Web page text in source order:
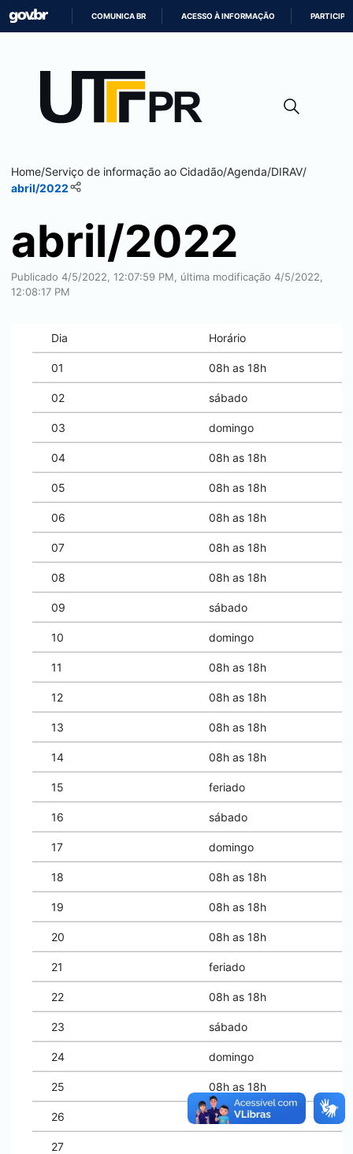
CONTEÚDO
COMUNICA BR ACESSO À INFORMAÇÃO PARTICIPE
Home/Serviço de informação ao Cidadão/Agenda/DIRAV/
abril/2022
abril/2022
Publicado 4/5/2022, 12:07:59 PM, última modificação 4/5/2022,
12:08:17 PM
Dia Horário
01 08h as 18h
02 sábado
03 domingo
04 08h as 18h
05 08h as 18h
06 08h as 18h
07 08h as 18h
08 08h as 18h
09 sábado
10 domingo
11 08h as 18h
12 08h as 18h
13 08h as 18h
14 08h as 18h
15 feriado
16 sábado
17 domingo
18 08h as 18h
19 08h as 18h
20 08h as 18h
21 feriado
22 08h as 18h
23 sábado
24 domingo
25 08h as 18h
26
27